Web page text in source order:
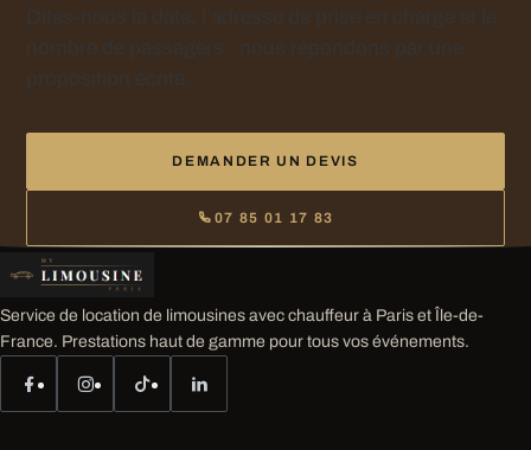
DEMANDER UN DEVIS
07 85 01 17 83
Service de location de limousines avec chauffeur à Paris et Île-de-
France. Prestations haut de gamme pour tous vos événements.